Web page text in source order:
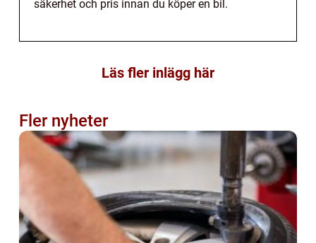
säkerhet och pris innan du köper en bil.
Läs fler inlägg här
Fler nyheter